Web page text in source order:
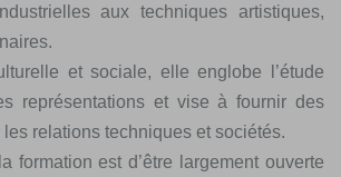
aux techniques artistiques,
et sociale, elle englobe l’étude
représentations et vise à fournir des
relations techniques et sociétés.
formation est d’être largement ouverte